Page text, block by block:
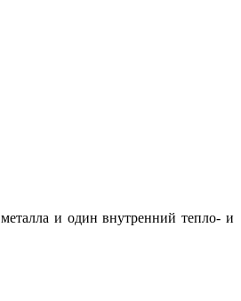
и один внутренний тепло- и